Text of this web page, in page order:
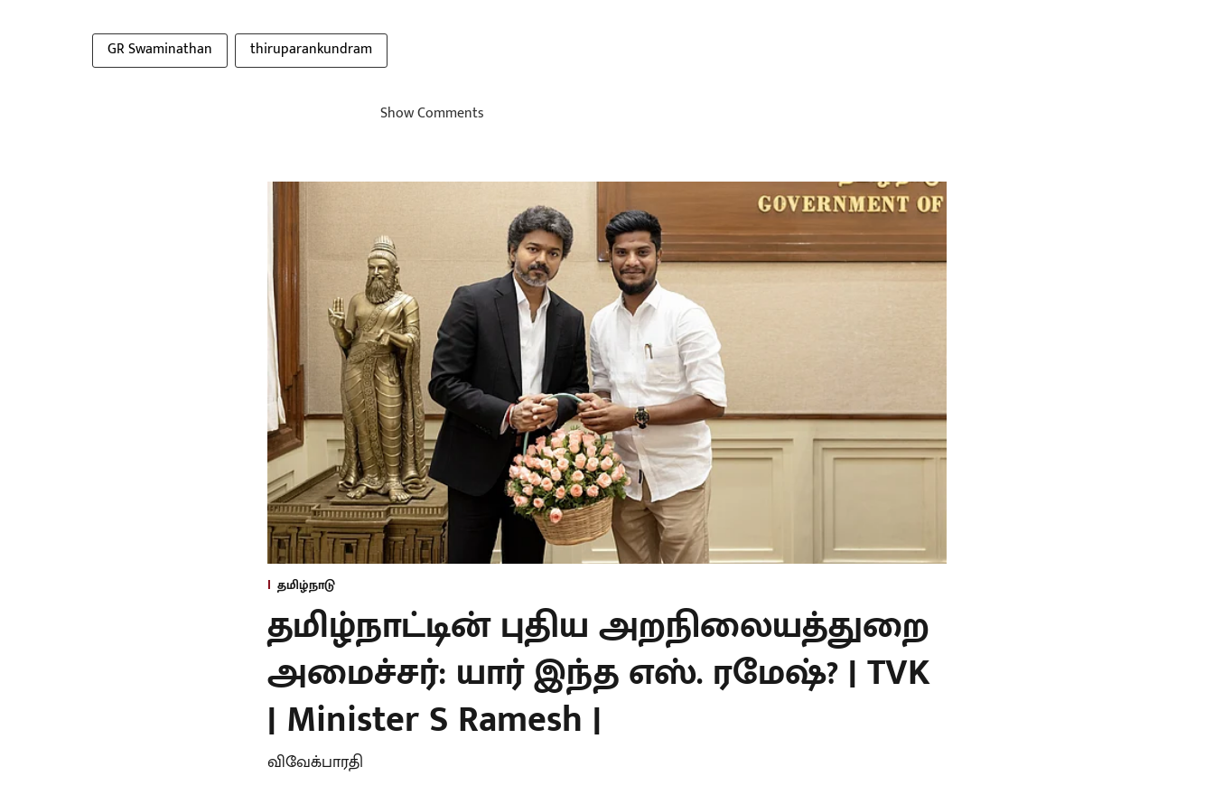
GR Swaminathan thiruparankundram
Show Comments
தமிழ்நாடு
தமிழ்நாட்டின் புதிய அறநிலையத்துறை
அமைச்சர்: யார் இந்த எஸ். ரமேஷ்? | TVK
| Minister S Ramesh |
விவேக்பாரதி